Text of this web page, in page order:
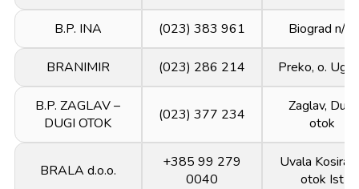
B.P. INA (023) 383 961 Biograd n/m
BRANIMIR (023) 286 214 Preko, o.
B.P. ZAGLAV –
DUGI OTOK
(023) 377 234
Zaglav, Dugi
otok
BRALA d.o.o.
+385 99 279
0040
Uvala
otok Ist